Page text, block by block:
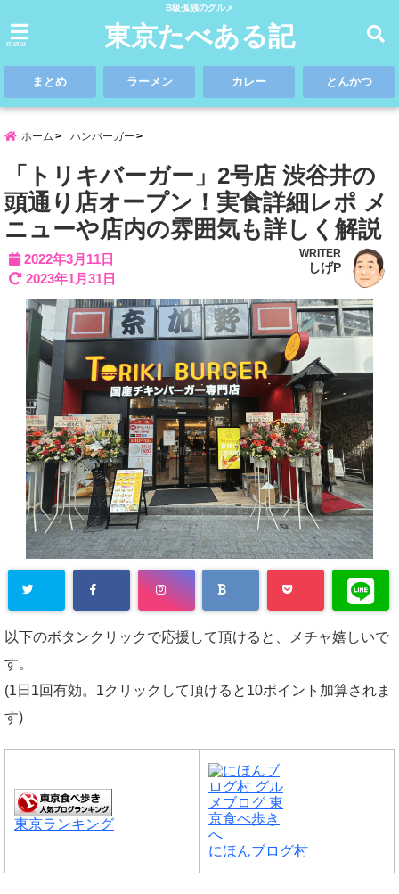
B級孤独のグルメ
menu 東京たべある記
まとめ ラーメン カレー とんかつ
ホーム ハンバーガー
「トリキバーガー」2号店 渋谷井の
頭通り店オープン！実食詳細レポ メ
ニューや店内の雰囲気も詳しく解説
2022年3月11日
2023年1月31日
WRITER
しげP
以下のボタンクリックで応援して頂けると、メチャ嬉しいで
す。
(1日1回有効。1クリックして頂けると10ポイント加算されま
す)
東京ランキング
にほんブログ村